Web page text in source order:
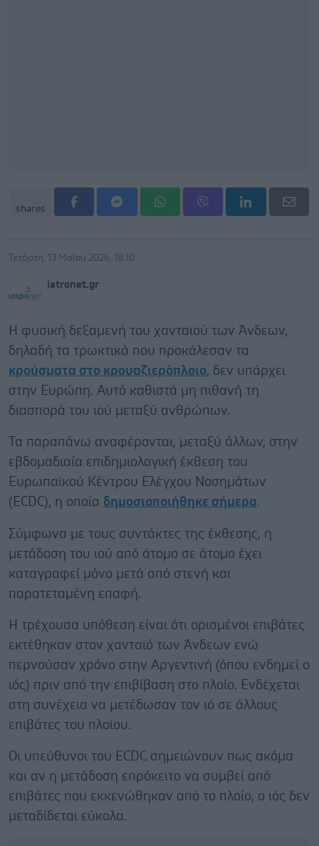
shares
Τετάρτη, 13 Μαΐου 2026, 18:10
iatronet.gr
Η φυσική δεξαμενή του χανταϊού των Άνδεων,
δηλαδή τα τρωκτικά που προκάλεσαν τα
κρούσματα στο κρουαζιερόπλοιο, δεν υπάρχει
στην Ευρώπη. Αυτό καθιστά μη πιθανή τη
διασπορά του ιού μεταξύ ανθρώπων.
Τα παραπάνω αναφέρονται, μεταξύ άλλων, στην
εβδομαδιαία επιδημιολογική έκθεση του
Ευρωπαϊκού Κέντρου Ελέγχου Νοσημάτων
(ECDC), η οποία δημοσιοποιήθηκε σήμερα.
Σύμφωνα με τους συντάκτες της έκθεσης, η
μετάδοση του ιού από άτομο σε άτομο έχει
καταγραφεί μόνο μετά από στενή και
παρατεταμένη επαφή.
Η τρέχουσα υπόθεση είναι ότι ορισμένοι επιβάτες
εκτέθηκαν στον χανταϊό των Άνδεων ενώ
περνούσαν χρόνο στην Αργεντινή (όπου ενδημεί ο
ιός) πριν από την επιβίβαση στο πλοίο. Ενδέχεται
στη συνέχεια να μετέδωσαν τον ιό σε άλλους
επιβάτες του πλοίου.
Οι υπεύθυνοι του ECDC σημειώνουν πως ακόμα
και αν η μετάδοση επρόκειτο να συμβεί από
επιβάτες που εκκενώθηκαν από το πλοίο, ο ιός δεν
μεταδίδεται εύκολα.